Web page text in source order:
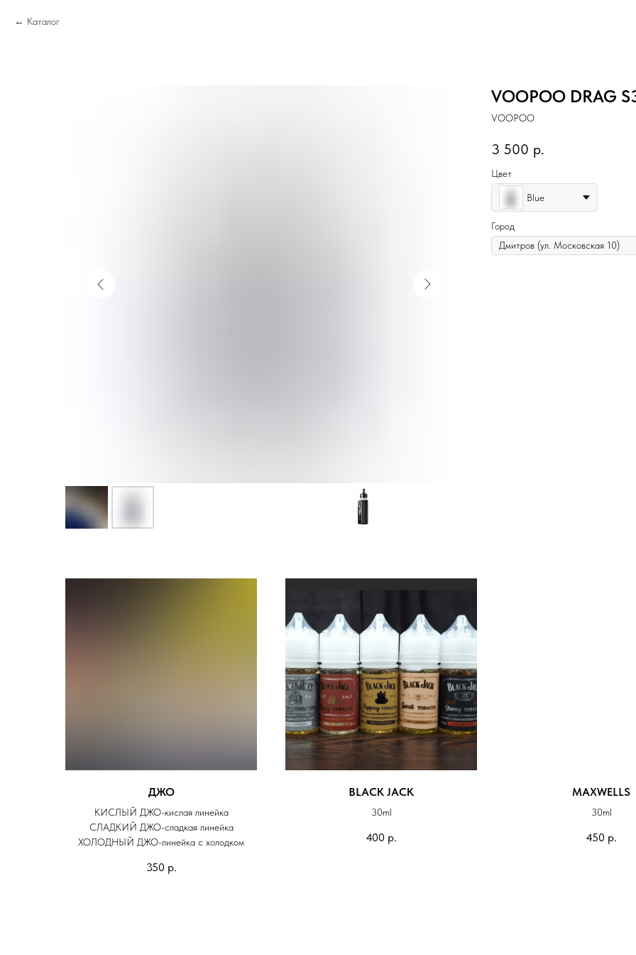
Каталог
VOOPOO DRAG
VOOPOO
3 500 р.
Цвет
Blue
Город
ДЖО
КИСЛЫЙ ДЖО-кислая линейка
СЛАДКИЙ ДЖО-сладкая линейка
ХОЛОДНЫЙ ДЖО-линейка с холодком
350 р.
BLACK JACK
30ml
400 р.
MAXWELLS
30ml
450 р.